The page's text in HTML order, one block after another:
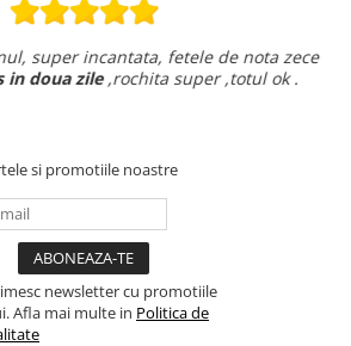
super incantata, fetele de nota zece
in doua zile,rochita super ,totul ok .
si promotiile noastre
newsletter cu promotiile
Afla mai multe in Politica de